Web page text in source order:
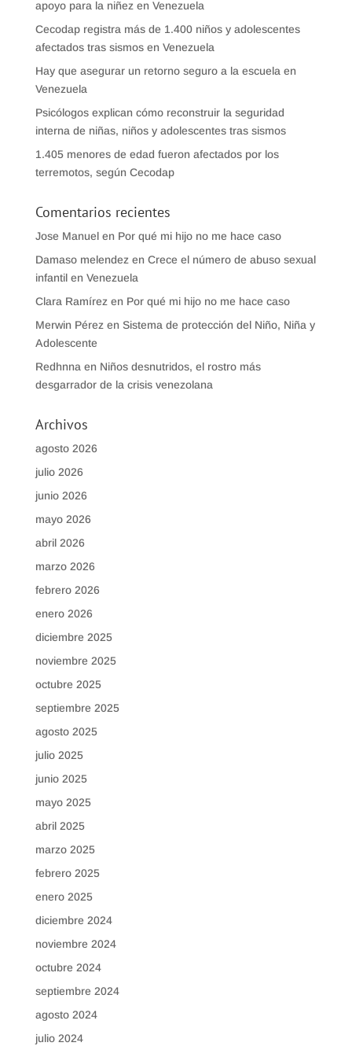
apoyo para la niñez en Venezuela
Cecodap registra más de 1.400 niños y adolescentes
afectados tras sismos en Venezuela
Hay que asegurar un retorno seguro a la escuela en
Venezuela
Psicólogos explican cómo reconstruir la seguridad
interna de niñas, niños y adolescentes tras sismos
1.405 menores de edad fueron afectados por los
terremotos, según Cecodap
Comentarios recientes
Jose Manuelen Por qué mi hijo no me hace caso
Damaso melendez en Crece el número de abuso sexual
infantil en Venezuela
Clara Ramírez en Por qué mi hijo no me hace caso
Merwin Pérez en Sistema de protección del Niño, Niña y
Adolescente
Redhnna en Niños desnutridos, el rostro más
desgarrador de la crisis venezolana
Archivos
agosto 2026
julio 2026
junio 2026
mayo 2026
abril 2026
marzo 2026
febrero 2026
enero 2026
diciembre 2025
noviembre 2025
octubre 2025
septiembre 2025
agosto 2025
julio 2025
junio 2025
mayo 2025
abril 2025
marzo 2025
febrero 2025
enero 2025
diciembre 2024
noviembre 2024
octubre 2024
septiembre 2024
agosto 2024
julio 2024